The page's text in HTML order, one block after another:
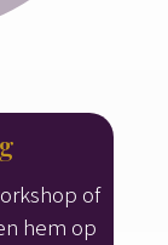
of
hem op